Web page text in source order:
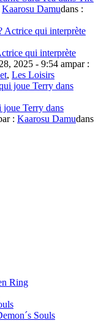
Kaarosu Damudans :
qui interprète
2025 - 9:54 ampar :
, Les Loisirs
Terry dans
: Kaarosu Damudans
Ring
Souls